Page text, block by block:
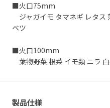
■火口75mm
ジャガイモ タマネギ レタス
ベツ
■火口100mm
葉物野菜 根菜 イモ類 ニラ
製品仕様